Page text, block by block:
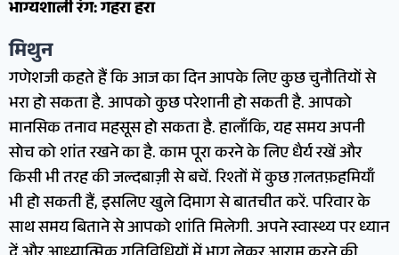
भाग्यशाली रंग: गहरा हरा
मिथुन
गणेशजी कहते हैं कि आज का दिन आपके लिए कुछ चुनौतियों से
भरा हो सकता है. आपको कुछ परेशानी हो सकती है. आपको
मानसिक तनाव महसूस हो सकता है. हालाँकि, यह समय अपनी
सोच को शांत रखने का है. काम पूरा करने के लिए धैर्य रखें और
किसी भी तरह की जल्दबाज़ी से बचें. रिश्तों में कुछ ग़लतफ़हमियाँ
भी हो सकती हैं, इसलिए खुले दिमाग से बातचीत करें. परिवार के
साथ समय बिताने से आपको शांति मिलेगी. अपने स्वास्थ्य पर ध्यान